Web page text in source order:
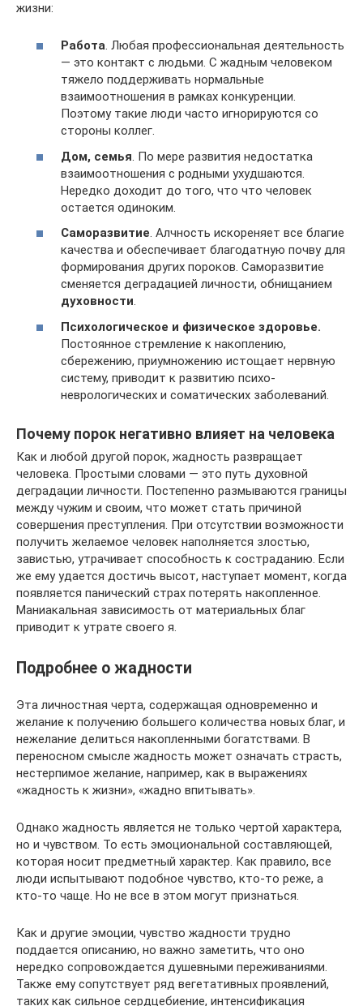
жизни:
Работа. Любая профессиональная деятельность
— это контакт с людьми. С жадным человеком
тяжело поддерживать нормальные
взаимоотношения в рамках конкуренции.
Поэтому такие люди часто игнорируются со
стороны коллег.
Дом, семья . По мере развития недостатка
взаимоотношения с родными ухудшаются.
Нередко доходит до того, что что человек
остается одиноким.
Саморазвитие. Алчность искореняет все благие
качества и обеспечивает благодатную почву для
формирования других пороков. Саморазвитие
сменяется деградацией личности, обнищанием
духовности.
Психологическое и физическое здоровье.
Постоянное стремление к накоплению,
сбережению, приумножению истощает нервную
систему, приводит к развитию психо-
неврологических и соматических заболеваний.
Почему порок негативно влияет на человека
Как и любой другой порок, жадность развращает
человека. Простыми словами — это путь духовной
деградации личности. Постепенно размываются границы
между чужим и своим, что может стать причиной
совершения преступления. При отсутствии возможности
получить желаемое человек наполняется злостью,
завистью, утрачивает способность к состраданию. Если
же ему удается достичь высот, наступает момент, когда
появляется панический страх потерять накопленное.
Маниакальная зависимость от материальных благ
приводит к утрате своего я.
Подробнее о жадности
Эта личностная черта, содержащая одновременно и
желание к получению большего количества новых благ, и
нежелание делиться накопленными богатствами. В
переносном смысле жадность может означать страсть,
нестерпимое желание, например, как в выражениях
«жадность к жизни», «жадно впитывать».
Однако жадность является не только чертой характера,
но и чувством. То есть эмоциональной составляющей,
которая носит предметный характер. Как правило, все
люди испытывают подобное чувство, кто-то реже, а
кто-то чаще. Но не все в этом могут признаться.
Как и другие эмоции, чувство жадности трудно
поддается описанию, но важно заметить, что оно
нередко сопровождается душевными переживаниями.
Также ему сопутствует ряд вегетативных проявлений,
таких как сильное сердцебиение, интенсификация